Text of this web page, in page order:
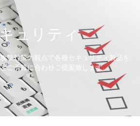
ュリティ
撃対策の観点で各種セキュリティ製品を
ご予算に合わせご提案致します。